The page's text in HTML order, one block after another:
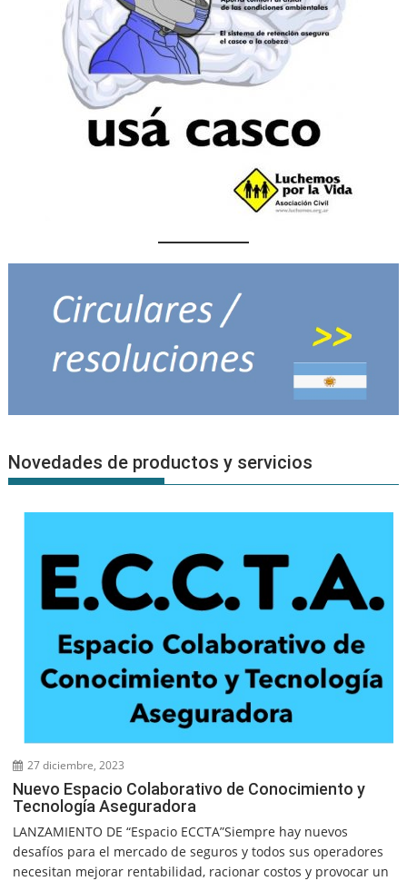
Novedades de productos y servicios
27 diciembre, 2023
Nuevo Espacio Colaborativo de Conocimiento y
Tecnología Aseguradora
LANZAMIENTO DE “Espacio ECCTA”Siempre hay nuevos
desafíos para el mercado de seguros y todos sus operadores
necesitan mejorar rentabilidad, racionar costos y provocar un